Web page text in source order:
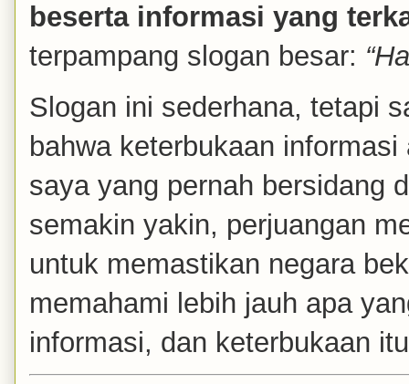
beserta informasi yang
terpampang slogan besar:
Slogan ini sederhana, tetapi
bahwa keterbukaan
saya yang pernah bersidang
semakin yakin, perjuangan
untuk memastikan negara
memahami lebih jauh apa
informasi, dan keterbukaan